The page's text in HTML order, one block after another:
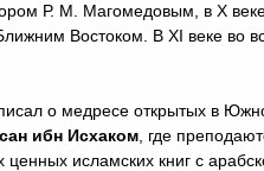
Р. М. Магомедовым, в X
Востоком. В XI веке во
о медресе открытых в
ибн Исхаком , где
исламских книг с